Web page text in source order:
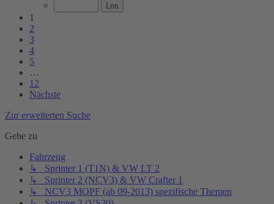
1
2
3
4
5
…
12
Nächste
Zur erweiterten Suche
Gehe zu
Fahrzeug
↳ Sprinter 1 (T1N) & VW LT 2
↳ Sprinter 2 (NCV3) & VW Crafter 1
↳ NCV3 MOPF (ab 09-2013) spezifische Themen